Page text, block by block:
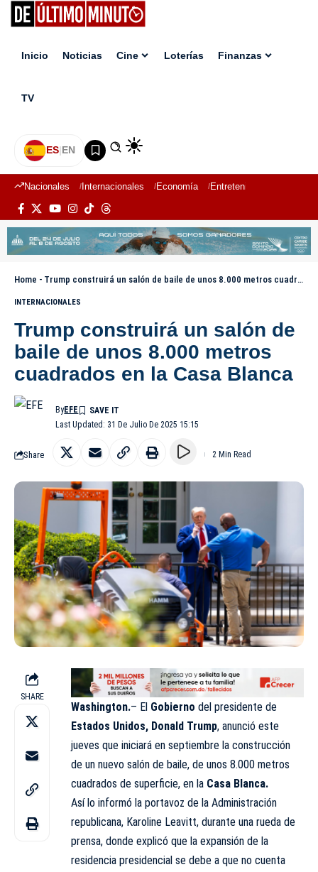
Inicio Noticias Cine Loterías Finanzas
TV
ES|EN
Nacionales Internacionales Economía Entretenimiento
Home - Trump construirá un salón de baile de unos 8.000 metros cuadrados en la Casa Blanca
INTERNACIONALES
Trump construirá un salón de
baile de unos 8.000 metros
cuadrados en la Casa Blanca
Last Updated: 31 De Julio De 2025 15:15
ByEFE
Share 2 Min Read
SHARE
Washington.– El Gobierno del presidente de
Estados Unidos, Donald Trump, anunció este
jueves que iniciará en septiembre la construcción
de un nuevo salón de baile, de unos 8.000 metros
cuadrados de superficie, en la Casa Blanca.
Así lo informó la portavoz de la Administración
republicana, Karoline Leavitt, durante una rueda de
prensa, donde explicó que la expansión de la
residencia presidencial se debe a que no cuenta